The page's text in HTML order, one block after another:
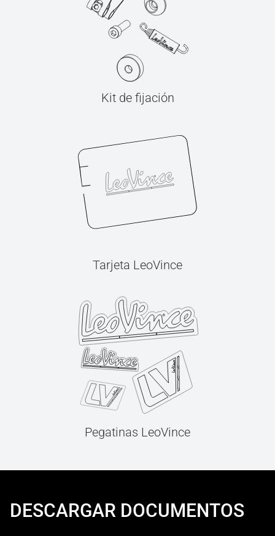
Kit de fijación
Tarjeta LeoVince
Pegatinas LeoVince
DESCARGAR DOCUMENTOS